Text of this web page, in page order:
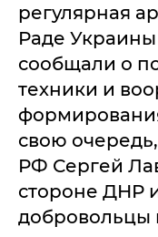
регулярная
Раде
сообщали о
техники и
свою
РФ Сергей
стороне ДНР
добровольцы